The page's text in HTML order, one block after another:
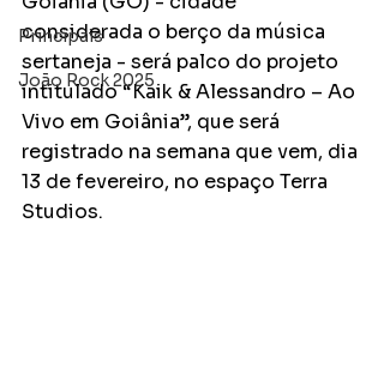
Principais
João Rock 2025
considerada o berço da música
sertaneja - será palco do projeto
intitulado “Kaik & Alessandro – Ao
Vivo em Goiânia”, que será
registrado na semana que vem, dia
13 de fevereiro, no espaço Terra
Studios.